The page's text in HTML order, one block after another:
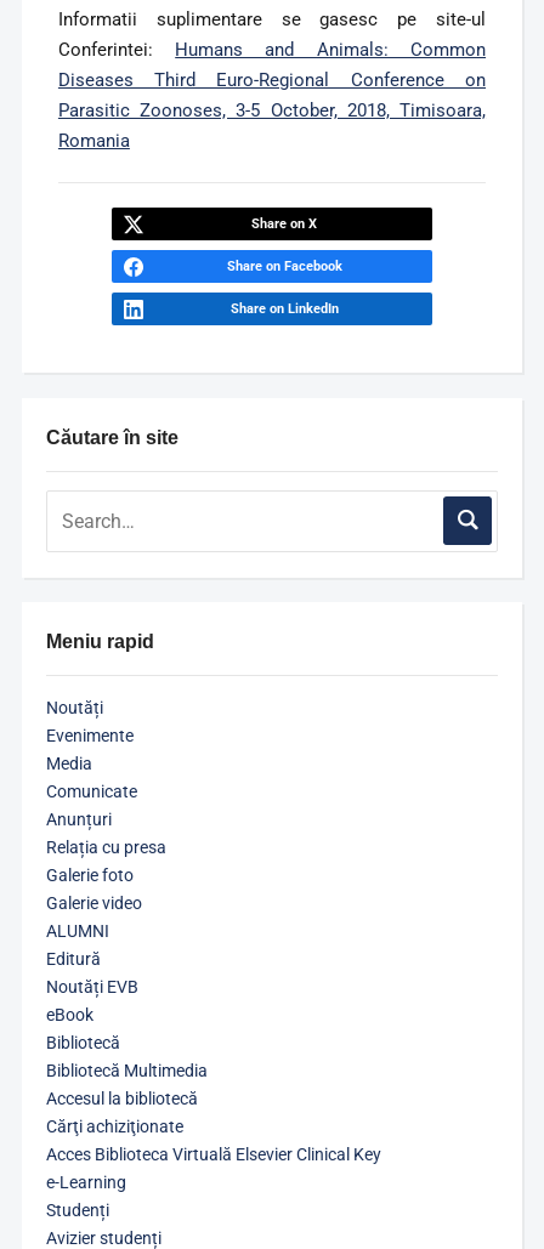
Căutare în site
Meniu rapid
Noutăți
Evenimente
Media
Comunicate
Anunțuri
Relația cu presa
Galerie foto
Galerie video
ALUMNI
Editură
Noutăți EVB
eBook
Bibliotecă
Bibliotecă Multimedia
Accesul la bibliotecă
Cărţi achiziţionate
Acces Biblioteca Virtuală Elsevier Clinical Key
e-Learning
Studenți
Avizier studenți
Informatii suplimentare se gasesc pe site-ul
Conferintei: Humans and Animals: Common
Diseases Third Euro-Regional Conference on
Parasitic Zoonoses, 3-5 October, 2018, Timisoara,
Romania
Share on X
Share on Facebook
Share on LinkedIn